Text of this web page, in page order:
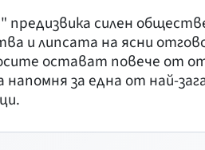
силен
и липсата на ясни
остават повече от
за една от най-